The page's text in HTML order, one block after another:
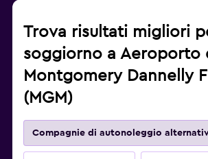
Trova risultati migliori
soggiorno a Aeroporto
Montgomery Dannelly
(MGM)
Compagnie di autonoleggio